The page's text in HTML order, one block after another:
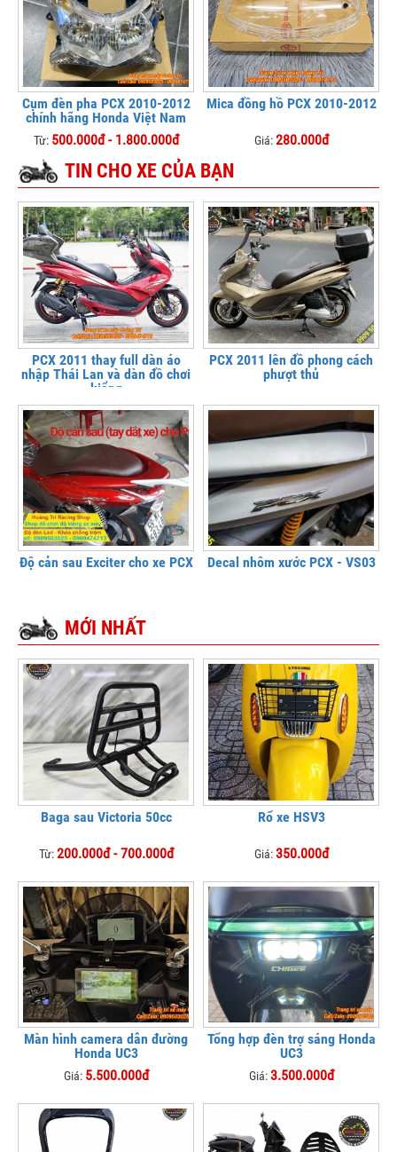
Cụm đèn pha PCX 2010-2012
chính hãng Honda Việt Nam
Từ: 500.000đ - 1.800.000đ
Mica đồng hồ PCX 2010-2012
Giá:280.000đ
TIN CHO XE CỦA BẠN
PCX 2011 thay full dàn áo
nhập Thái Lan và dàn đồ chơi
kiểng
PCX 2011 lên đồ phong cách
phượt thủ
Độ cản sau Exciter cho xe PCX Decal nhôm xước PCX - VS03
MỚI NHẤT
Baga sau Victoria 50cc
Từ:200.000đ - 700.000đ
Rổ xe HSV3
Giá:350.000đ
Màn hình camera dẫn đường
Honda UC3
Giá: 5.500.000đ
Tổng hợp đèn trợ sáng Honda
UC3
Giá:3.500.000đ